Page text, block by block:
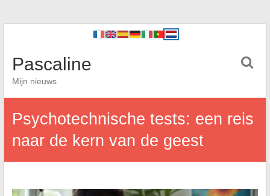
Pascaline
Mijn nieuws
Psychotechnische tests: een reis
naar de kern van de geest